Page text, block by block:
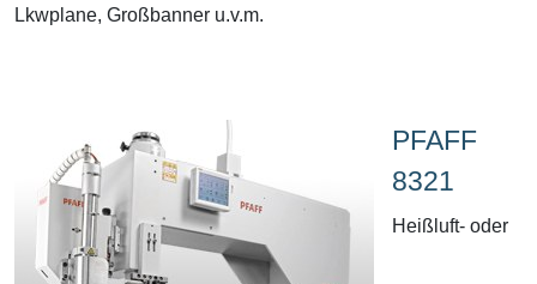
Lkwplane, Großbanner u.v.m.
PFAFF
8321
Heißluft- oder